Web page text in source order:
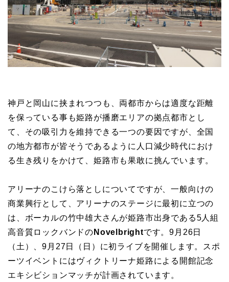
神戸と岡山に挟まれつつも、両都市からは適度な距離
を保っている事も姫路が播磨エリアの拠点都市とし
て、その吸引力を維持できる一つの要因ですが、全国
の地方都市が皆そうであるように人口減少時代におけ
る生き残りをかけて、姫路市も果敢に挑んでいます。
アリーナのこけら落としについてですが、一般向けの
商業興行として、アリーナのステージに最初に立つの
は、ボーカルの竹中雄大さんが姫路市出身である5人組
高音質ロックバンドの Novelbrightです。9月26日
（土）、9月27日（日）に初ライブを開催します。スポ
ーツイベントにはヴィクトリーナ姫路による開館記念
エキシビションマッチが計画されています。